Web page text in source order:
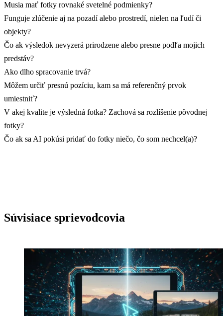
Musia mať fotky rovnaké svetelné podmienky?
Funguje zlúčenie aj na pozadí alebo prostredí, nielen na ľudí či
objekty?
Čo ak výsledok nevyzerá prirodzene alebo presne podľa mojich
predstáv?
Ako dlho spracovanie trvá?
Môžem určiť presnú pozíciu, kam sa má referenčný prvok
umiestniť?
V akej kvalite je výsledná fotka? Zachová sa rozlíšenie pôvodnej
fotky?
Čo ak sa AI pokúsi pridať do fotky niečo, čo som nechcel(a)?
Súvisiace sprievodcovia